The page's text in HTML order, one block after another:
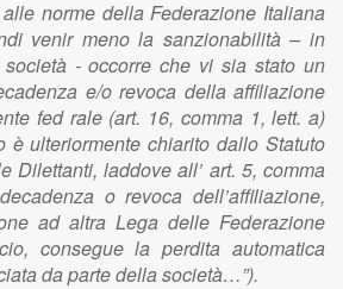
norme della Federazione Italiana
venir meno la sanzionabilità – in
- occorre che vi sia stato un
e/o revoca della affiliazione
fed rale (art. 16, comma 1, lett. a)
è ulteriormente chiarito dallo Statuto
Dilettanti, laddove all’ art. 5, comma
o revoca dell’affiliazione,
ad altra Lega delle Federazione
consegue la perdita automatica
da parte della società…”).